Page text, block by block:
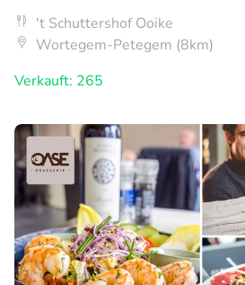
't Schuttershof Ooike
Wortegem-Petegem (8km)
Verkauft: 265